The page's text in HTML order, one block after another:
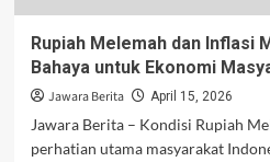
Rupiah Melemah dan Inflasi
Bahaya untuk Ekonomi
Jawara Berita April 15, 2026
Jawara Berita – Kondisi Rupiah
perhatian utama masyarakat